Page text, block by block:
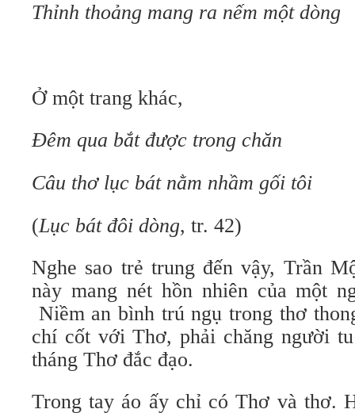
Thỉnh thoảng mang ra nếm một dòng
Ở một trang khác,
Đêm qua bắt được trong chăn
Câu thơ lục bát nằm nhầm gối tôi
(Lục bát đôi dòng, tr. 42)
Nghe sao trẻ trung đến vậy, Trần
này mang nét hồn nhiên của một
Niềm an bình trú ngụ trong thơ
chí cốt với Thơ, phải chăng người
tháng Thơ đắc đạo.
Trong tay áo ấy chỉ có Thơ và thơ.